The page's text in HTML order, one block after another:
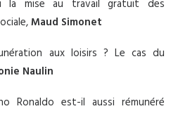
la mise au travail gratuit des
Maud Simonet
aux loisirs ? Le cas du
Naulin
Ronaldo est-il aussi rémunéré